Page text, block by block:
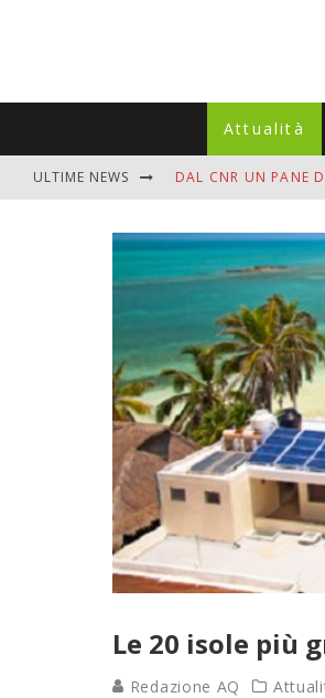
Attualità
ULTIME NEWS DAL CNR UN PANE
MUTTI ASSUME A
ZANZARE IN
ADDIO BOLLETTE
Le 20 isole più
Redazione AQ